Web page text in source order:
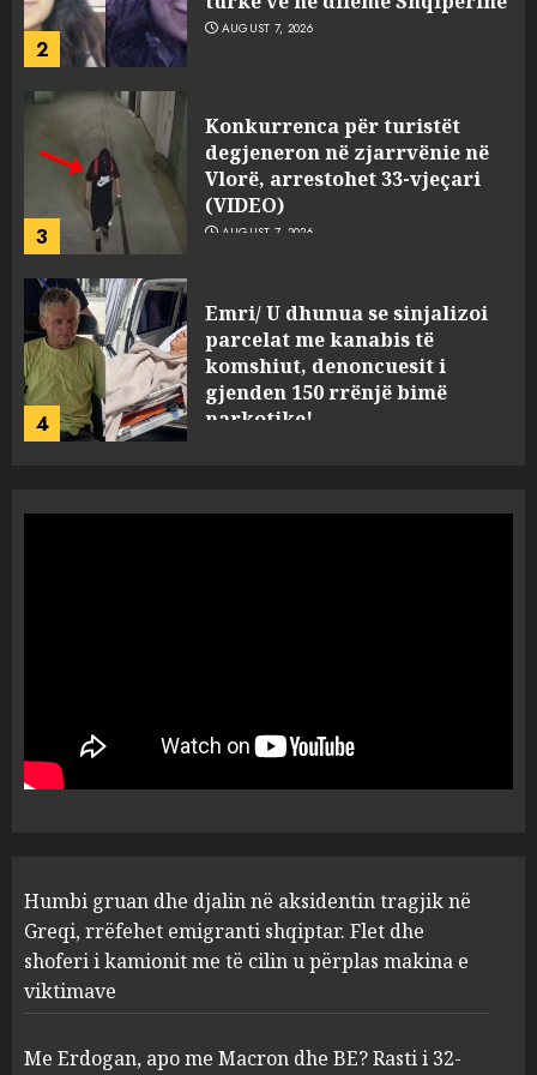
2
AUGUST 7, 2026
3
Konkurrenca për turistët
degjeneron në zjarrvënie në
Vlorë, arrestohet 33-vjeçari
(VIDEO)
AUGUST 7, 2026
4
Emri/ U dhunua se sinjalizoi
parcelat me kanabis të
komshiut, denoncuesit i
gjenden 150 rrënjë bimë
narkotike!
1
rrëfehet emigranti shqiptar.
Flet dhe shoferi i kamionit me
të cilin u përplas makina e
2
dhe BE? Rasti i 32-vjeçares
turke vë në dilemë Shqipërinë
AUGUST 7, 2026
Konkurrenca për turistët
Humbi gruan dhe djalin në aksidentin tragjik në
Greqi, rrëfehet emigranti shqiptar. Flet dhe
shoferi i kamionit me të cilin u përplas makina e
viktimave
Me Erdogan, apo me Macron dhe BE? Rasti i 32-